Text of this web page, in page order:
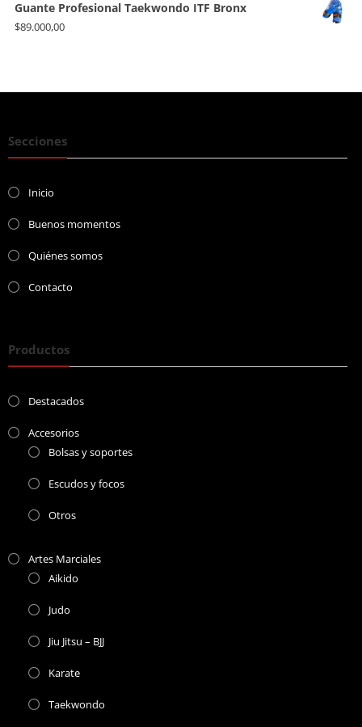
Guante Profesional Taekwondo ITF Bronx
$89.000,00
Secciones
Inicio
Buenos momentos
Quiénes somos
Contacto
Productos
Destacados
Accesorios
Bolsas y soportes
Escudos y focos
Otros
Artes Marciales
Aikido
Judo
Jiu Jitsu – BJJ
Karate
Taekwondo